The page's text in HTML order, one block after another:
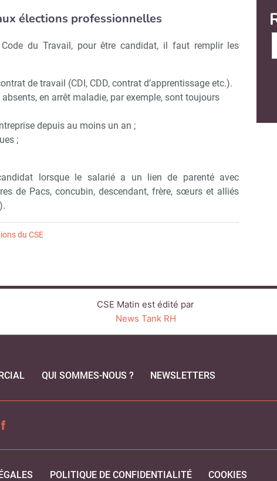
élections professionnelles
du Travail, pour être candidat, il faut remplir les
de travail (CDI, CDD, contrat d’apprentissage etc.).
en arrêt maladie, par exemple, sont toujours
depuis au moins un an ;
;
lorsque le salarié a un lien de parenté avec
de Pacs, concubin, descendant, frère, sœurs et alliés
du CSE
CSE Matin est édité par
News Tank RH
QUI SOMMES-NOUS ? NEWSLETTERS
FACEBOOK
POLITIQUE DE CONFIDENTIALITÉ COOKIES